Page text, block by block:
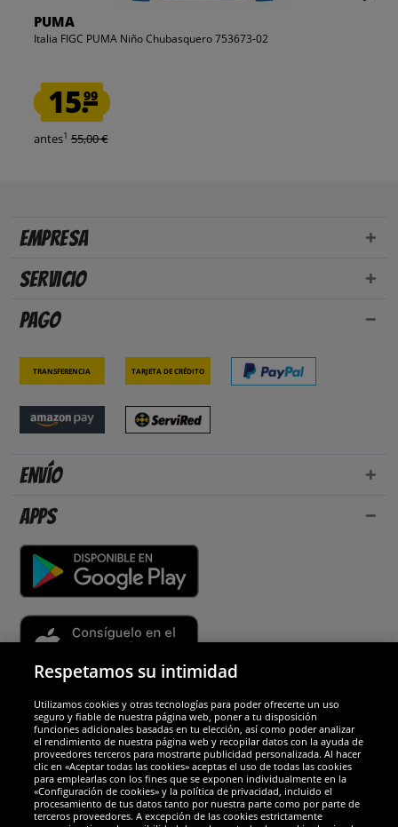
PUMA
Italia FIGC PUMA Niño Chubasquero 753673-02
15.99
antes1 55,00 €
Empresa
Servicio
Pago
Transferencia Tarjeta de crédito
Envío
Apps
Socios y seguridad
Galardones
Respetamos su intimidad
Utilizamos cookies y otras tecnologías para poder ofrecerte un uso
seguro y fiable de nuestra página web, poner a tu disposición
funciones adicionales basadas en tu elección, así como poder analizar
el rendimiento de nuestra página web y recopilar datos con la ayuda de
proveedores terceros para mostrarte publicidad personalizada. Al hacer
clic en «Aceptar todas las cookies» aceptas el uso de todas las cookies
para emplearlas con los fines que se exponen individualmente en la
«Configuración de cookies» y la política de privacidad, incluido el
procesamiento de tus datos tanto por nuestra parte como por parte de
terceros proveedores. A excepción de las cookies estrictamente